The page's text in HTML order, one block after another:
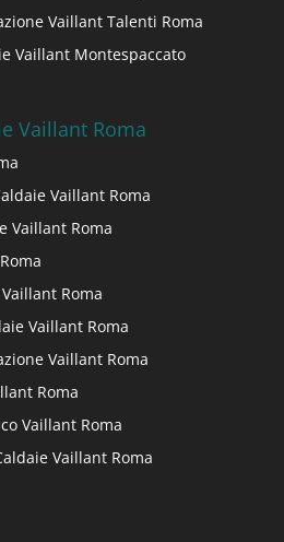
Vaillant Talenti Roma
Vaillant Montespaccato
Vaillant Roma
Vaillant Roma
Vaillant Roma
Roma
Vaillant Roma
Vaillant Roma
Roma
Vaillant Roma
Vaillant Roma